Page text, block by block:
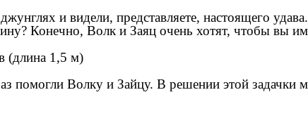
и видели, представляете, настоящего
Конечно, Волк и Заяц очень хотят, чтобы вы
(длина 1,5 м)
помогли Волку и Зайцу. В решении этой задачки